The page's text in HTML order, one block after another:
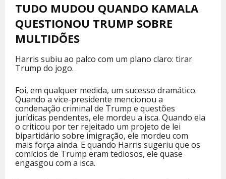
TUDO MUDOU QUANDO KAMALA
QUESTIONOU TRUMP SOBRE
MULTIDÕES
Harris subiu ao palco com um plano claro: tirar
Trump do jogo.
Foi, em qualquer medida, um sucesso dramático.
Quando a vice-presidente mencionou a
condenação criminal de Trump e questões
jurídicas pendentes, ele mordeu a isca. Quando ela
o criticou por ter rejeitado um projeto de lei
bipartidário sobre imigração, ele mordeu com
mais força ainda. E quando Harris sugeriu que os
comícios de Trump eram tediosos, ele quase
engasgou com a isca.